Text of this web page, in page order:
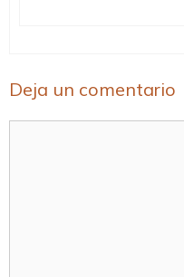
Deja un comentario